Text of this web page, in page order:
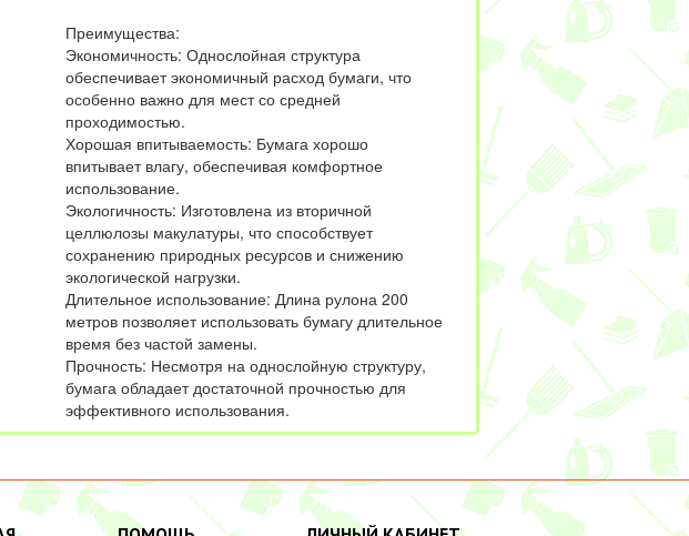
Преимущества:
Экономичность: Однослойная структура
обеспечивает экономичный расход бумаги, что
особенно важно для мест со средней
проходимостью.
Хорошая впитываемость: Бумага хорошо
впитывает влагу, обеспечивая комфортное
использование.
Экологичность: Изготовлена из вторичной
целлюлозы макулатуры, что способствует
сохранению природных ресурсов и снижению
экологической нагрузки.
Длительное использование: Длина рулона 200
метров позволяет использовать бумагу длительное
время без частой замены.
Прочность: Несмотря на однослойную структуру,
бумага обладает достаточной прочностью для
эффективного использования.